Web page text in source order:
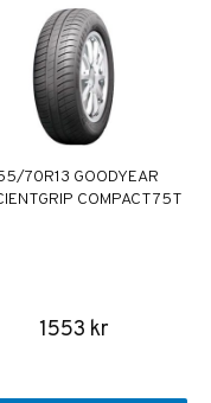
70R13 GOODYEAR
COMPACT 75T
1553 kr